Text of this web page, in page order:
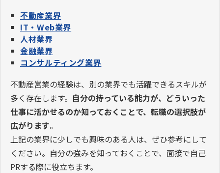
不動産業界
IT・Web業界
人材業界
金融業界
コンサルティング業界
不動産営業の経験は、別の業界でも活躍できるスキルが
多く存在します。 自分の持っている能力が、どういった
仕事に活かせるのか知っておくことで、転職の選択肢が
広がります。
上記の業界に少しでも興味のある人は、ぜひ参考にして
ください。自分の強みを知っておくことで、面接で自己
PRする際に役立ちます。